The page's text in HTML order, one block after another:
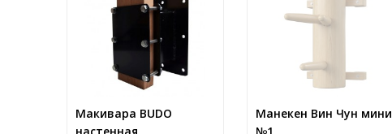
Макивара BUDO
Манекен Вин Чун мини